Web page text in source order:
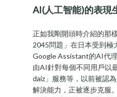
AI(人工智能)的表現
正如我剛開頭時介紹的那
2045問題」在日本受到極
Google Assistant的AI代
由AI針對每個不同用戶以
daiz」服務等，以前被認
解決能力，正被逐步克服。